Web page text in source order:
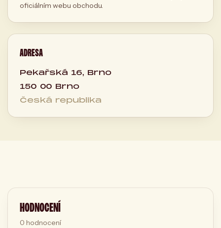
oficiálním webu obchodu.
ADRESA
Pekařská 16, Brno
150 00 Brno
Česká republika
HODNOCENÍ
0 hodnocení